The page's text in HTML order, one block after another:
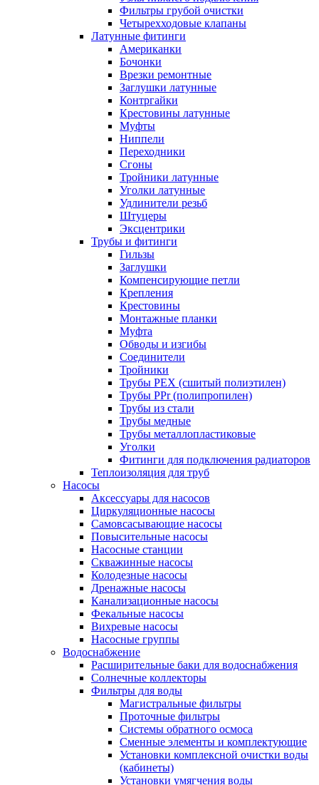
Фильтры грубой очистки
Четырехходовые клапаны
Латунные фитинги
Американки
Бочонки
Врезки ремонтные
Заглушки латунные
Контргайки
Крестовины латунные
Муфты
Ниппели
Переходники
Сгоны
Тройники латунные
Уголки латунные
Удлинители резьб
Штуцеры
Эксцентрики
Трубы и фитинги
Гильзы
Заглушки
Компенсирующие петли
Крепления
Крестовины
Монтажные планки
Муфта
Обводы и изгибы
Соединители
Тройники
Трубы PEX (сшитый полиэтилен)
Трубы PPr (полипропилен)
Трубы из стали
Трубы медные
Трубы металлопластиковые
Уголки
Фитинги для подключения радиаторов
Теплоизоляция для труб
Насосы
Аксессуары для насосов
Циркуляционные насосы
Самовсасывающие насосы
Повысительные насосы
Насосные станции
Скважинные насосы
Колодезные насосы
Дренажные насосы
Канализационные насосы
Фекальные насосы
Вихревые насосы
Насосные группы
Водоснабжение
Расширительные баки для водоснабжения
Солнечные коллекторы
Фильтры для воды
Магистральные фильтры
Проточные фильтры
Системы обратного осмоса
Сменные элементы и комплектующие
Установки комплексной очистки воды
(кабинеты)
Установки умягчения воды